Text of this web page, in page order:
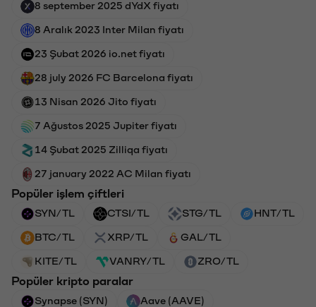
8 september 2025 dYdX fiyatı
8 Aralık 2023 Inter Milan fiyatı
23 Şubat 2026 io.net fiyatı
28 july 2026 FC Barcelona fiyatı
13 Nisan 2026 Jito fiyatı
7 Ağustos 2025 Jupiter fiyatı
14 Şubat 2025 Zilliqa fiyatı
27 january 2022 AC Milan fiyatı
Popüler işlem çiftleri
SYN/TL CTSI/TL STG/TL HNT/TL
BTC/TL XRP/TL GAL/TL
KITE/TL VANRY/TL ZRO/TL
Popüler kripto paralar
Synapse (SYN) Aave (AAVE)